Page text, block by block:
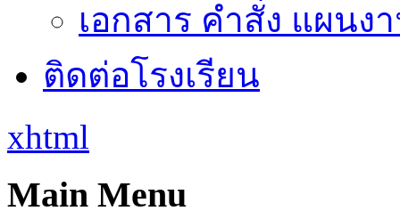
เอกสาร คำสั่ง แผนง
ติดต่อโรงเรียน
xhtml
Main Menu